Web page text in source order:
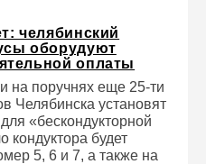
челябинский
оборудуют
оплаты
на поручнях еще 25-ти
Челябинска установят
«бескондукторной
кондуктора будет
5, 6 и 7, а также на